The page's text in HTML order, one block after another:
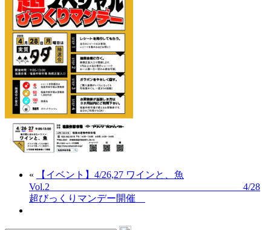
«
【イベント】4/26,27 ワインと、魚
Vol.2 4/28
超びっくりマンデー開催